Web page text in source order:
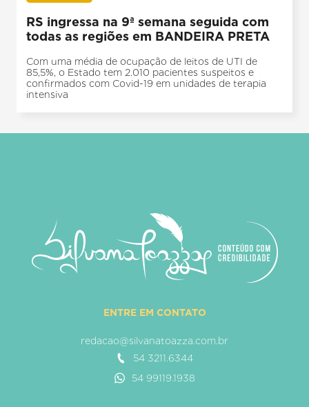
RS ingressa na 9ª semana seguida com
todas as regiões em BANDEIRA PRETA
Com uma média de ocupação de leitos de UTI de
85,5%, o Estado tem 2.010 pacientes suspeitos e
confirmados com Covid-19 em unidades de terapia
intensiva
ENTRE EM CONTATO
redacao@silvanatoazza.com.br
54 3211.6344
54 99119.1938